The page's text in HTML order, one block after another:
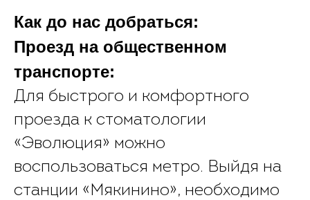
Как до нас добраться:
Проезд на общественном
транспорте:
Для быстрого и комфортного
проезда к стоматологии
«Эволюция» можно
воспользоваться метро. Выйдя на
станции «Мякинино», необходимо